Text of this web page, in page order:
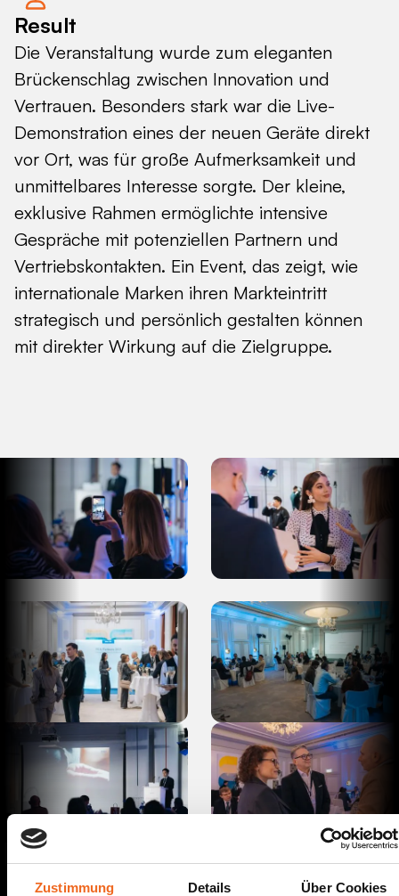
Zustimmung Details Über Cookies
Result
Die Veranstaltung wurde zum eleganten
Brückenschlag zwischen Innovation und
Vertrauen. Besonders stark war die Live-
Demonstration eines der neuen Geräte direkt
vor Ort, was für große Aufmerksamkeit und
unmittelbares Interesse sorgte. Der kleine,
exklusive Rahmen ermöglichte intensive
Gespräche mit potenziellen Partnern und
Vertriebskontakten. Ein Event, das zeigt, wie
internationale Marken ihren Markteintritt
strategisch und persönlich gestalten können
mit direkter Wirkung auf die Zielgruppe.